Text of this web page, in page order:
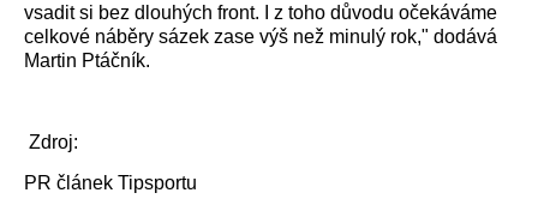
vsadit si bez dlouhých front. I z toho důvodu očekáváme
celkové náběry sázek zase výš než minulý rok," dodává
Martin Ptáčník.
Zdroj:
PR článek Tipsportu